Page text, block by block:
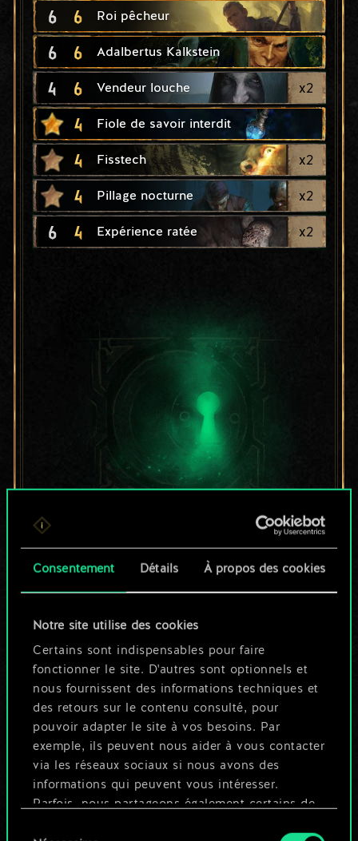
Consentement Détails À propos des cookies
Notre site utilise des cookies
Certains sont indispensables pour faire
fonctionner le site. D'autres sont optionnels et
nous fournissent des informations techniques et
des retours sur le contenu consulté, pour
pouvoir adapter le site à vos besoins. Par
exemple, ils peuvent nous aider à vous contacter
via les réseaux sociaux si nous avons des
informations qui peuvent vous intéresser.
Parfois, nous partageons également certains de
6 6 Roi pêcheur
6 6 Adalbertus Kalkstein
4 6 Vendeur louche x2
4 Fiole de savoir interdit
4 Fisstech x2
4 Pillage nocturne x2
6 4 Expérience ratée x2
Pour l'instant, ce
n'est qu'un jeu de
cartes partagé.
Mais cela peut être
tellement plus !
Nommer ce jeu et créer un guide
Modifier le jeu